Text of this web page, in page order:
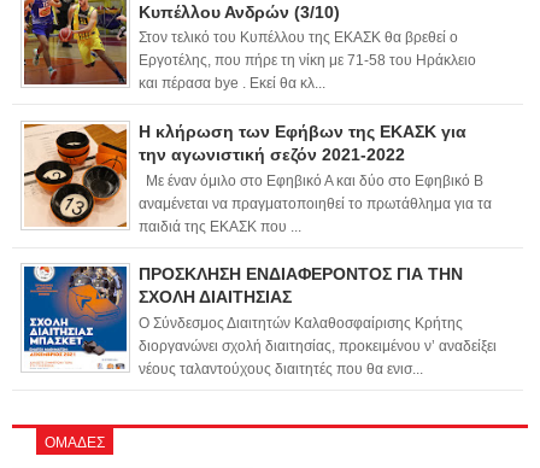
Κυπέλλου Ανδρών (3/10)
Στον τελικό του Κυπέλλου της ΕΚΑΣΚ θα βρεθεί ο
Εργοτέλης, που πήρε τη νίκη με 71-58 του Ηράκλειο
και πέρασα bye . Εκεί θα κλ...
Η κλήρωση των Εφήβων της ΕΚΑΣΚ για
την αγωνιστική σεζόν 2021-2022
Με έναν όμιλο στο Εφηβικό Α και δύο στο Εφηβικό Β
αναμένεται να πραγματοποιηθεί το πρωτάθλημα για τα
παιδιά της ΕΚΑΣΚ που ...
ΠΡΟΣΚΛΗΣΗ ΕΝΔΙΑΦΕΡΟΝΤΟΣ ΓΙΑ ΤΗΝ
ΣΧΟΛΗ ΔΙΑΙΤΗΣΙΑΣ
Ο Σύνδεσμος Διαιτητών Καλαθοσφαίρισης Κρήτης
διοργανώνει σχολή διαιτησίας, προκειμένου ν’ αναδείξει
νέους ταλαντούχους διαιτητές που θα ενισ...
ΟΜΑΔΕΣ